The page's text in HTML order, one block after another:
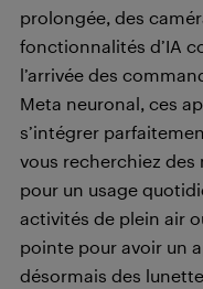
prolongée, des
fonctionnalités d’IA
l’arrivée des
Meta neuronal, ces
s’intégrer
vous recherchiez des
pour un usage
activités de plein air
pointe pour avoir un
désormais des